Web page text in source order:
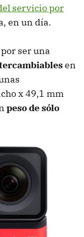
servicio por
en un día.
ser una
en
x 49,1 mm
peso de sólo